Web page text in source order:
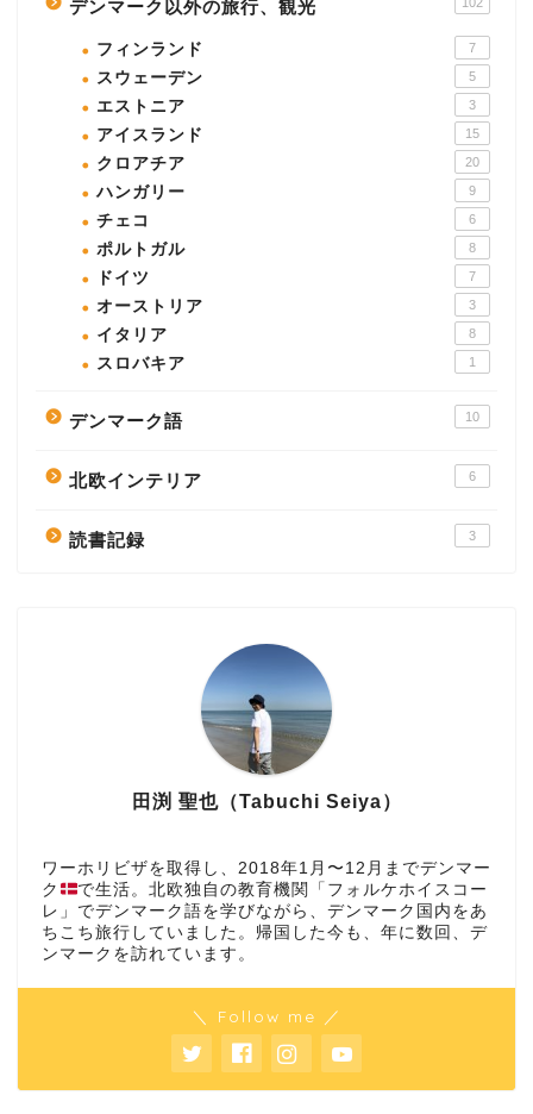
デンマーク以外の旅行、観光
フィンランド 7
スウェーデン 5
エストニア 3
アイスランド 15
クロアチア 20
ハンガリー 9
チェコ 6
ポルトガル 8
ドイツ 7
オーストリア 3
イタリア 8
スロバキア 1
デンマーク語 10
北欧インテリア 6
読書記録 3
田渕 聖也（Tabuchi Seiya）
ワーホリビザを取得し、2018年1月〜12月までデンマー
ク
で生活。北欧独自の教育機関「フォルケホイスコー
レ」でデンマーク語を学びながら、デンマーク国内をあ
ちこち旅行していました。帰国した今も、年に数回、デ
ンマークを訪れています。
＼ Follow me ／